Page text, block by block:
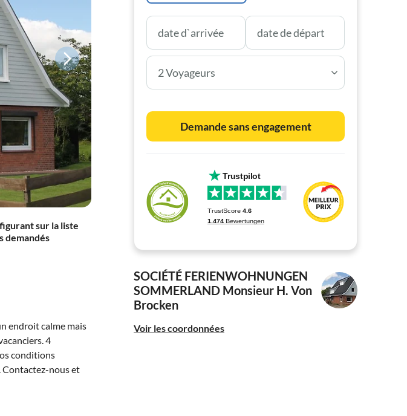
sur la liste
demandés
endroit calme mais
4
conditions
Contactez-nous et
2 Voyageurs
Demande sans engagement
SOCIÉTÉ FERIENWOHNUNGEN
SOMMERLAND Monsieur H. Von
Brocken
Voir les coordonnées